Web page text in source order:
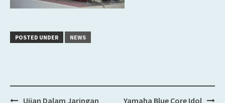
POSTED UNDER NEWS
Ujian Dalam Jaringan
Yamaha Blue Core Idol